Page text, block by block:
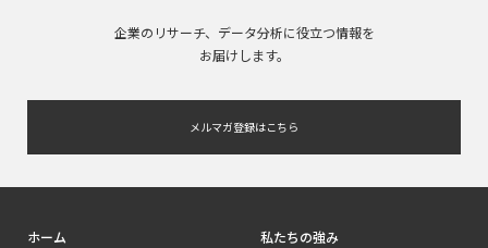
企業のリサーチ、データ分析に役立つ情報を
お届けします。
メルマガ登録はこちら
ホーム 私たちの強み